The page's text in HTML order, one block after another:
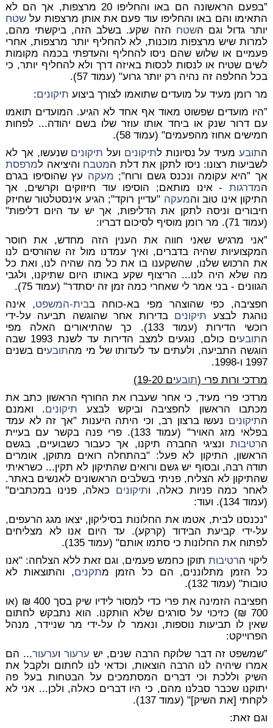
”בפעם הראשונה הם באו והחליפו 20 מרצפות, אך הם לא
התאימו והם באו והחליפו עוד פעם את אותן מרצפות עלשטח
יותר גדול וגם השטח הזה שקע. בשלב הזה, ביקשתי מהם,
למרות שיש מרצפות מוכנות, לא להחליף יותר מרצפות, אחרי
פעמיים או שלוש שהם ניסו להחליף והעדפתי בכמה מקומות
לשים שטיח או לנסות לכסות באיזה דרך ולא להחליף יותר, כי
בכל החלפה זה נהיה רק יותר גרוע" (עמוד 57).
מר רומן מעיד על מועדים שתואמו לצורך ביצוע תיקונים:
”היו מועדים שפשוט מאוד אף אחד לא הגיע. המועדים תואמו
עם דרור שנק או ביחד אותו עוזר שלו בשם יהודה... לפחות
חמישים אחוז מהפעמים" (עמוד 58).
התובעמעיד על נסיונות לתיקונים ועל תיקונים שנעשו, אך לא
לשביעות רצונו: ניסו לתקן את דלת המטבח והיציאה למרפסת
אך ”היא עקומה ונכנס גשם ורוח"; מעקה עץ שהוסיפו בגרם
המדרגות- אינו מותאם; הוסיפו עוד חיזוקים וקרשים, אך
התיקון אינו טוב והמעקה "עדיין רוקד"; הגיע אינסטלטור שחיזק
חיבורים וניסה לתקן את הדליפות, אך יש עד היום דליפות"
(עמוד 71). מר רומן מוסיף לסיכום דבריו:
”אני מרגיש שאני חווה את הענין הזה מחדש, את חוסר
המקצועיות שהיה בדברים, ואיך עמדנו מול זה שהורסים לנו
את הרכוש שלנו, שהשקענו בו את כל מה שהיה לנו, ואת כל
מה שלא היה לנו... הריצוף שקע באותו היום שתיקנו, ולגבי
הגוונים - בני אמר לי שאחרי כמה זמן זה יסתדר" (עמוד 75).
חפציבה, כפי שהוצהר מפי בא-כוחה בבית-המשפט, אינה
נוהגת לבצע תיקונים בדירות אחר שהוגשה תביעה על-ידי
רוכשי הדירות (עמוד 133). כך שהתיאורים האלה מפי
התובע
ים כולם, נוגעים למצב הדירות עד לשנת 1993 שבה
הוגשה התביעה, ולעתים עד לעדותו של מי מהתובעים בשנים
1997 ו-1998.
מרדכי ורות פרי (תובעים 19-20)
מרדכי פרי מעיד, כי אחר שעברו את החורף הראשון כתב את
מכתבו הראשון לחפציבה וביקש לבצע תיקונים. ואמנם
התיקונים נעשו ברצון רב, וכי היתה היענות "אך זה לא עמד
בפלאי מזג האויר" (עמוד 133). פרי פנה בקשר עם בעיית
הרטיבותונציגי החברה תיקנו, אך כעבור כשבועיים, בגשם
הראשון, התיקון לא פעל: "בהתחלה רואים מתוקן, אומרים
תודה רבה, ובסוף יש גשם ורואים שהתיקון לא תקין... כשראיתי
שהתיקון לא הצליח, פניתי בשלבים הראשונים לאנשים באתר.
לאחר כמה פניות כאלה, ותיקונים כאלה, פנינו במכתבים"
(עמוד 134). ועוד:
”נכנסנו לבית, אטמו את החלונות בסיליקון, יצאו מגג הרעפים,
על-ידי קביעת הבידוד (קרקע). עד היום אנו לא מצליחים
לפתוח את החלונות כי סתמו אותם" (עמוד 135).
ליקוי הרטיבות תוקן כחמש פעמים, וגם זאת ללא הצלחה: "אנו
כל הזמן מתלוננים, הם כל הזמן מתקנים, והתוצאות לא
טובות" (עמוד 132).
חפציבה הזמינה את פרי כדי למסור לידיו שיק בסך 400 ₪ (או
700 ₪) כזיכוי על סורגים שלא הותקנו. הוא נתבקש לחתום
שאין לו תביעות נוספות, ונאמר לו על-ידי מר שניידר, מנהל
הפרוייקט:
”שמשפט זה דבר שלוקח הרבה שנים, יש ערעורוערעור... הם
אמרו שיהיה לנו הרבה הוצאות, וכדאי לנו לחתום ולקבל את
השיק וללכת וכי דברים המסתמכים על הבטחות בעל פה
יתוקנו שכבר סבלנו מהם, כי היו דברים כאלה, ולכן... אני לא
לקחתי [את השיק]" (עמוד 137).
וגם זאת: